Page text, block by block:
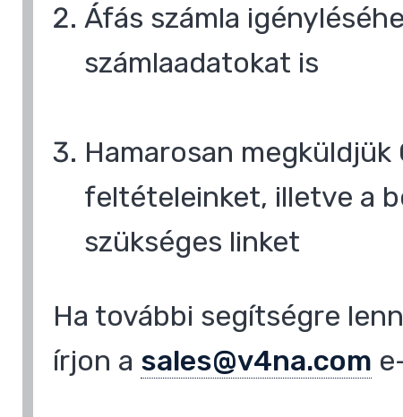
Áfás számla
számlaadatokat is
Hamarosan megküldjük
feltételeinket, illetve a
szükséges linket
Ha további segítségre
írjon a sales@v4na.com